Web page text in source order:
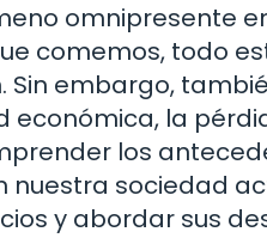
omnipresente
comemos, todo
embargo,
económica, la
los
nuestra sociedad
y abordar sus